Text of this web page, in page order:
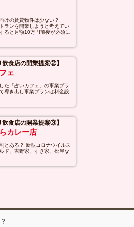
けの賃貸物件は少ない？
ランを開業しようと考えてい
ると月額10万円前後が必須に
飲食店の開業提案②】
ェ
た「占いカフェ」の事業プラ
導き出し事業プランは料金設
飲食店の開業提案③】
カレー店
とある？ 新型コロナウイルス
ド、吉野家、すき家、松屋な